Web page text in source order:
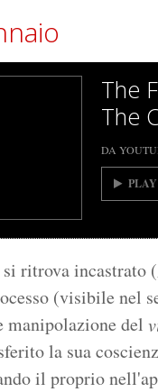
The
The
DA
PLAY
ritrova incastrato (
(visibile nel
del
la sua
il proprio